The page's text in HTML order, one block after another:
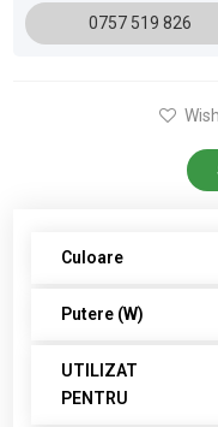
0757 519 826
Culoare
Putere (W)
UTILIZAT
PENTRU